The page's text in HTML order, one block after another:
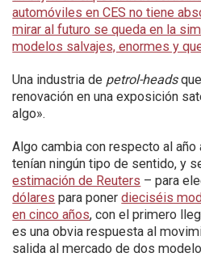
automóviles en CES no tiene
mirar al futuro se queda en la
modelos salvajes, enormes y
Una industria de petrol-heads
renovación en una exposición
algo».
Algo cambia con respecto al
tenían ningún tipo de sentido, y
estimación de Reuters – para
dólares para ponerdieciséis
en cinco años, con el primero
es una obvia respuesta al
salida al mercado de dos